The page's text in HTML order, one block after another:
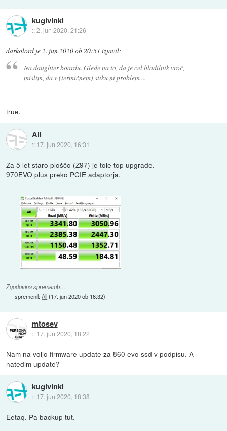
kuglvinkl
::2. jun 2020, 21:26
darkolord je2. jun 2020 ob 20:51 izjavil:
Na daughter boardu. Glede na to, da je cel hladilnik vroč,
mislim, da v (termičnem) stiku ni problem ...
true.
All
:: 17. jun 2020, 16:31
Za 5 let staro ploščo (Z97) je tole top upgrade.
970EVO plus preko PCIE adaptorja.
Zgodovina sprememb…
spremenil:All(17. jun 2020 ob 16:32)
mtosev
:: 17. jun 2020, 18:22
Nam na voljo firmware update za 860 evo ssd v podpisu. A
natedim update?
kuglvinkl
:: 17. jun 2020, 18:38
Eetaq. Pa backup tut.